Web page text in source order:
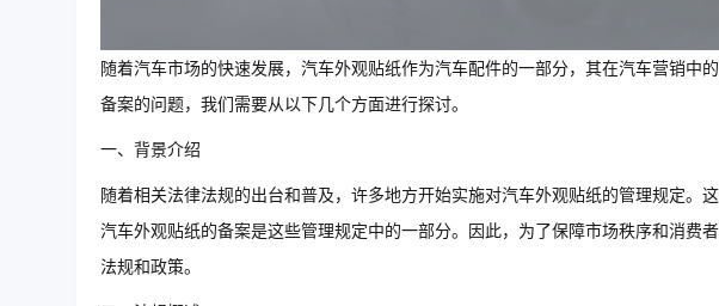
随着汽车市场的快速发展，汽车外观贴纸作为汽车配件的一部分，其在汽车营销中
备案的问题，我们需要从以下几个方面进行探讨。
一、背景介绍
随着相关法律法规的出台和普及，许多地方开始实施对汽车外观贴纸的管理规定。
汽车外观贴纸的备案是这些管理规定中的一部分。因此，为了保障市场秩序和消费
法规和政策。